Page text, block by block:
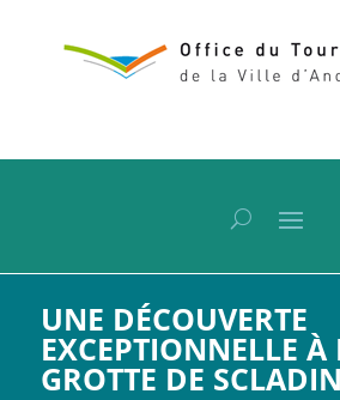
UNE DÉCOUVERTE
EXCEPTIONNELLE À
GROTTE DE